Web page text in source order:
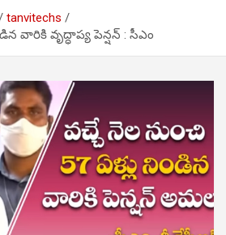
tanvitechs
వారికి వృద్ధాప్య పెన్షన్‌ : సీఎం